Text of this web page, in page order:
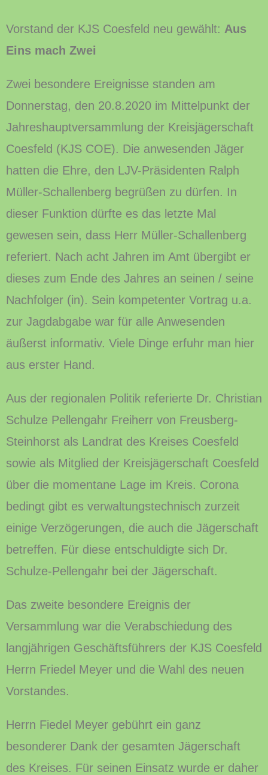
Vorstand der KJS Coesfeld neu gewählt: Aus
Eins mach Zwei
Zwei besondere Ereignisse standen am
Donnerstag, den 20.8.2020 im Mittelpunkt der
Jahreshauptversammlung der Kreisjägerschaft
Coesfeld (KJS COE). Die anwesenden Jäger
hatten die Ehre, den LJV-Präsidenten Ralph
Müller-Schallenberg begrüßen zu dürfen. In
dieser Funktion dürfte es das letzte Mal
gewesen sein, dass Herr Müller-Schallenberg
referiert. Nach acht Jahren im Amt übergibt er
dieses zum Ende des Jahres an seinen / seine
Nachfolger (in). Sein kompetenter Vortrag u.a.
zur Jagdabgabe war für alle Anwesenden
äußerst informativ. Viele Dinge erfuhr man hier
aus erster Hand.
Aus der regionalen Politik referierte Dr. Christian
Schulze Pellengahr Freiherr von Freusberg-
Steinhorst als Landrat des Kreises Coesfeld
sowie als Mitglied der Kreisjägerschaft Coesfeld
über die momentane Lage im Kreis. Corona
bedingt gibt es verwaltungstechnisch zurzeit
einige Verzögerungen, die auch die Jägerschaft
betreffen. Für diese entschuldigte sich Dr.
Schulze-Pellengahr bei der Jägerschaft.
Das zweite besondere Ereignis der
Versammlung war die Verabschiedung des
langjährigen Geschäftsführers der KJS Coesfeld
Herrn Friedel Meyer und die Wahl des neuen
Vorstandes.
Herrn Fiedel Meyer gebührt ein ganz
besonderer Dank der gesamten Jägerschaft
des Kreises. Für seinen Einsatz wurde er daher